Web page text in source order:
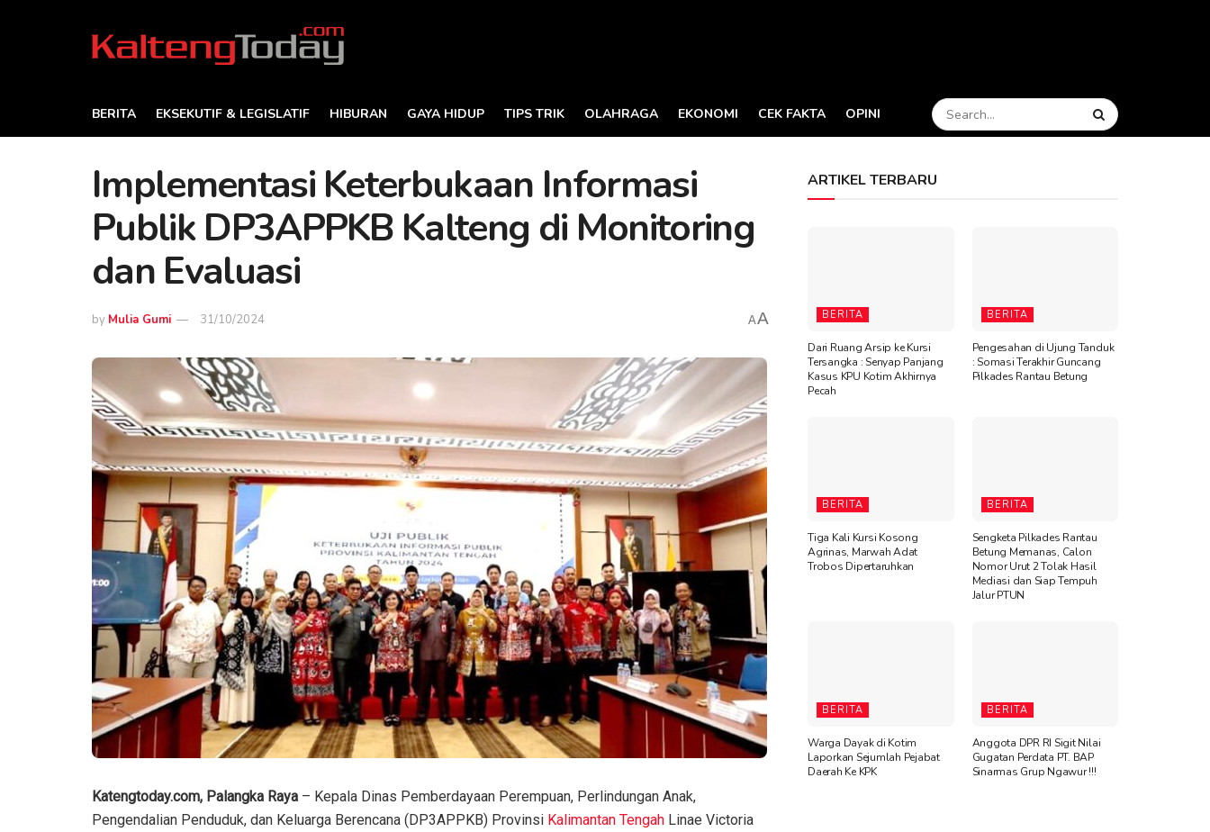
BERITA EKSEKUTIF & LEGISLATIF HIBURAN GAYA HIDUP TIPS TRIK OLAHRAGA EKONOMI CEK FAKTA OPINI
Implementasi Keterbukaan Informasi
Publik DP3APPKB Kalteng di Monitoring
dan Evaluasi
by Mulia Gumi 31/10/2024 AA
Katengtoday.com, Palangka Raya – Kepala Dinas Pemberdayaan Perempuan, Perlindungan Anak,
Pengendalian Penduduk, dan Keluarga Berencana (DP3APPKB) Provinsi Kalimantan Tengah Linae Victoria
ARTIKEL TERBARU
BERITA
Dari Ruang Arsip ke Kursi
Tersangka : Senyap Panjang
Kasus KPU Kotim Akhirnya
Pecah
BERITA
Pengesahan di Ujung Tanduk
: Somasi Terakhir Guncang
Pilkades Rantau Betung
BERITA
Tiga Kali Kursi Kosong
Agrinas, Marwah Adat
Trobos Dipertaruhkan
BERITA
Sengketa Pilkades Rantau
Betung Memanas, Calon
Nomor Urut 2 Tolak Hasil
Mediasi dan Siap Tempuh
Jalur PTUN
BERITA
Warga Dayak di Kotim
Laporkan Sejumlah Pejabat
Daerah Ke KPK
BERITA
Anggota DPR RI Sigit Nilai
Gugatan Perdata PT. BAP
Sinarmas Grup Ngawur !!!